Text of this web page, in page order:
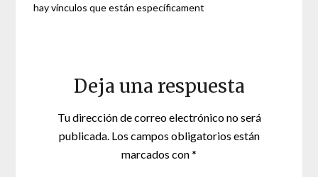
hay vínculos que están específicament
Deja una respuesta
Tu dirección de correo electrónico no será
publicada. Los campos obligatorios están
marcados con*